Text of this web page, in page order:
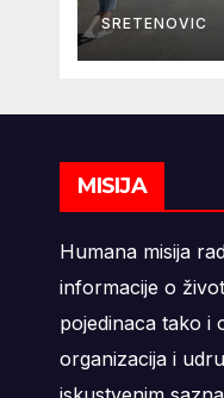
SRETENOVIC
MISIJA
Humana misija
informacije o
pojedinaca tako i
organizacija i